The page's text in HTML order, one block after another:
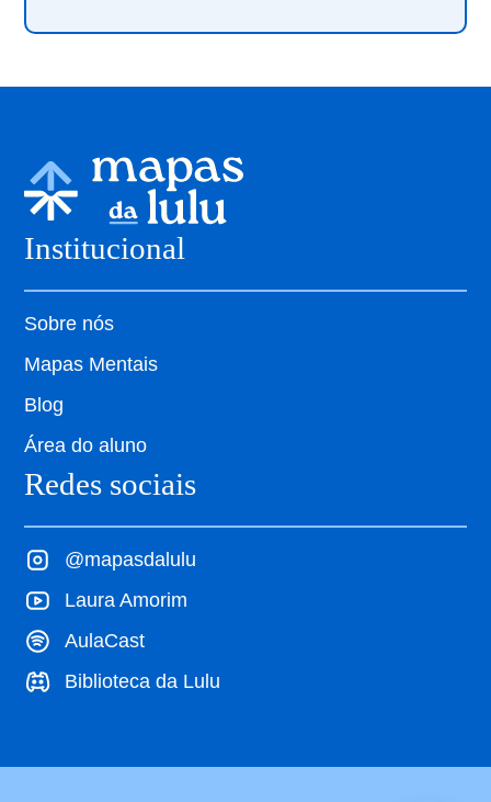
Institucional
Sobre nós
Mapas Mentais
Blog
Área do aluno
Redes sociais
@mapasdalulu
Laura Amorim
AulaCast
Biblioteca da Lulu